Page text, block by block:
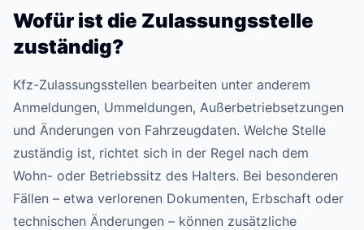
Wofür ist die Zulassungsstelle
zuständig?
Kfz-Zulassungsstellen bearbeiten unter anderem
Anmeldungen, Ummeldungen, Außerbetriebsetzungen
und Änderungen von Fahrzeugdaten. Welche Stelle
zuständig ist, richtet sich in der Regel nach dem
Wohn- oder Betriebssitz des Halters. Bei besonderen
Fällen – etwa verlorenen Dokumenten, Erbschaft oder
technischen Änderungen – können zusätzliche